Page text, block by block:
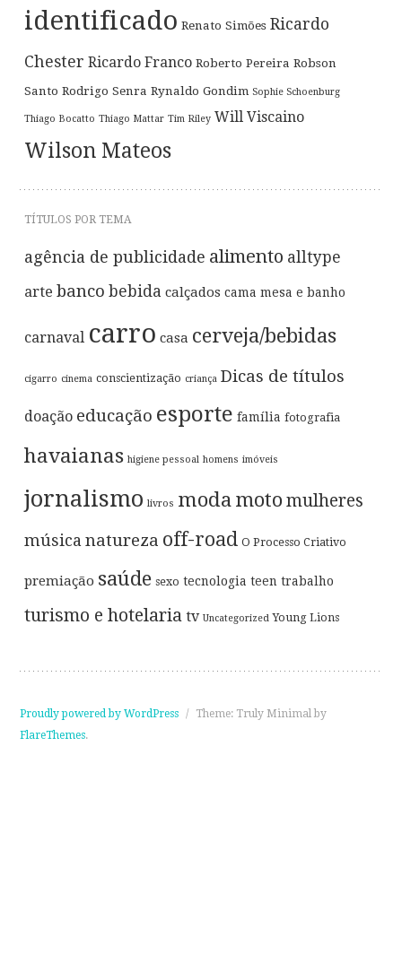
identificado Renato Simões Ricardo
Chester Ricardo Franco Roberto Pereira Robson
Santo Rodrigo Senra Rynaldo Gondim Sophie Schoenburg
Thiago Bocatto Thiago Mattar Tim Riley Will Viscaino
Wilson Mateos
TÍTULOS POR TEMA
agência de publicidade alimento alltype
arte banco bebida calçados cama mesa e banho
carnaval carro casa cerveja/bebidas
cigarro cinema conscientização criança Dicas de títulos
doação educação esporte família fotografia
havaianas higiene pessoal homens imóveis
jornalismo livros moda moto mulheres
música natureza off-road O Processo Criativo
premiação saúde sexo tecnologia teen trabalho
turismo e hotelaria tv Uncategorized Young Lions
Proudly powered by WordPress / Theme: Truly Minimal by
FlareThemes.